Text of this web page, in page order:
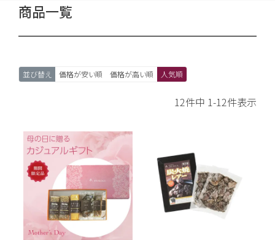
商品一覧
並び替え 価格が安い順 価格が高い順 人気順
12件中 1-12件表示